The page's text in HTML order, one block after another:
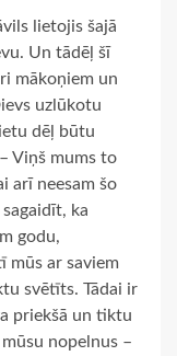
lietojis šajā
Un tādēļ šī
mākoņiem un
uzlūkotu
dēļ būtu
Viņš mums to
arī neesam šo
ka
godu,
mūs ar saviem
svētīts. Tādai ir
priekšā un tiktu
nopelnus –